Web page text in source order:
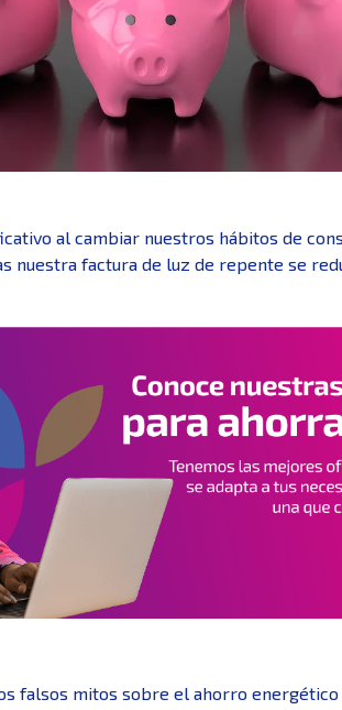
al cambiar nuestros hábitos de
nuestra factura de luz de repente se
falsos mitos sobre el ahorro